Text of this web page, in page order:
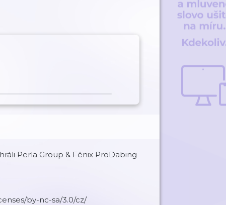
Perla Group & Fénix ProDabing
by-nc-sa/3.0/cz/